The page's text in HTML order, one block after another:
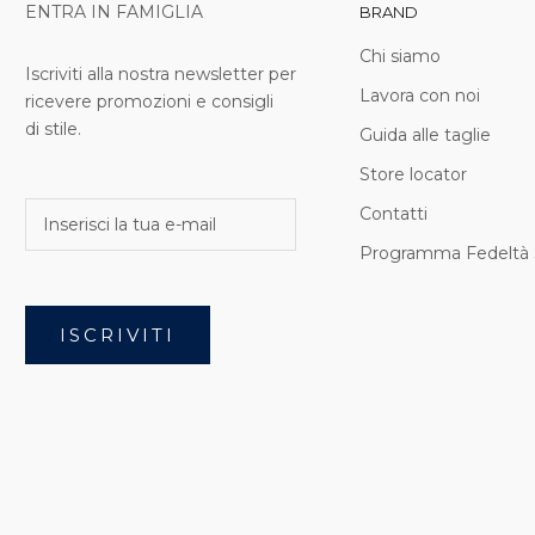
ENTRA IN FAMIGLIA
Iscriviti alla nostra newsletter per
ricevere promozioni e consigli
di stile.
ISCRIVITI
BRAND
Chi siamo
Lavora con noi
Guida alle taglie
Store locator
Contatti
Programma